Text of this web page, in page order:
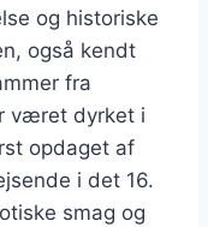
og historiske
også kendt
fra
været dyrket i
opdaget af
i det 16.
smag og